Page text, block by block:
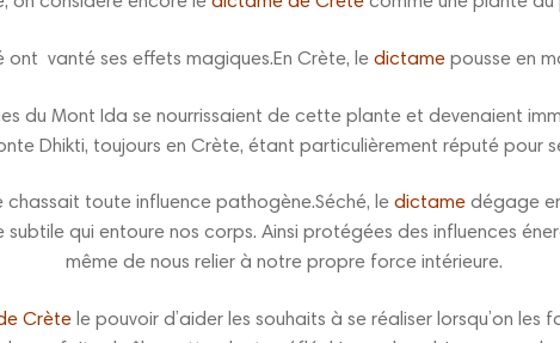
ont vanté ses effets magiques.En Crète, le dictamepousse en
du Mont Ida se nourrissaient de cette plante et devenaient
Dhikti, toujours en Crète, étant particulièrement réputé pour
toute influence pathogène.Séché, le dictame dégage
qui entoure nos corps. Ainsi protégées des influences
même de nous relier à notre propre force intérieure.
Crète le pouvoir d’aider les souhaits à se réaliser lorsqu’on les